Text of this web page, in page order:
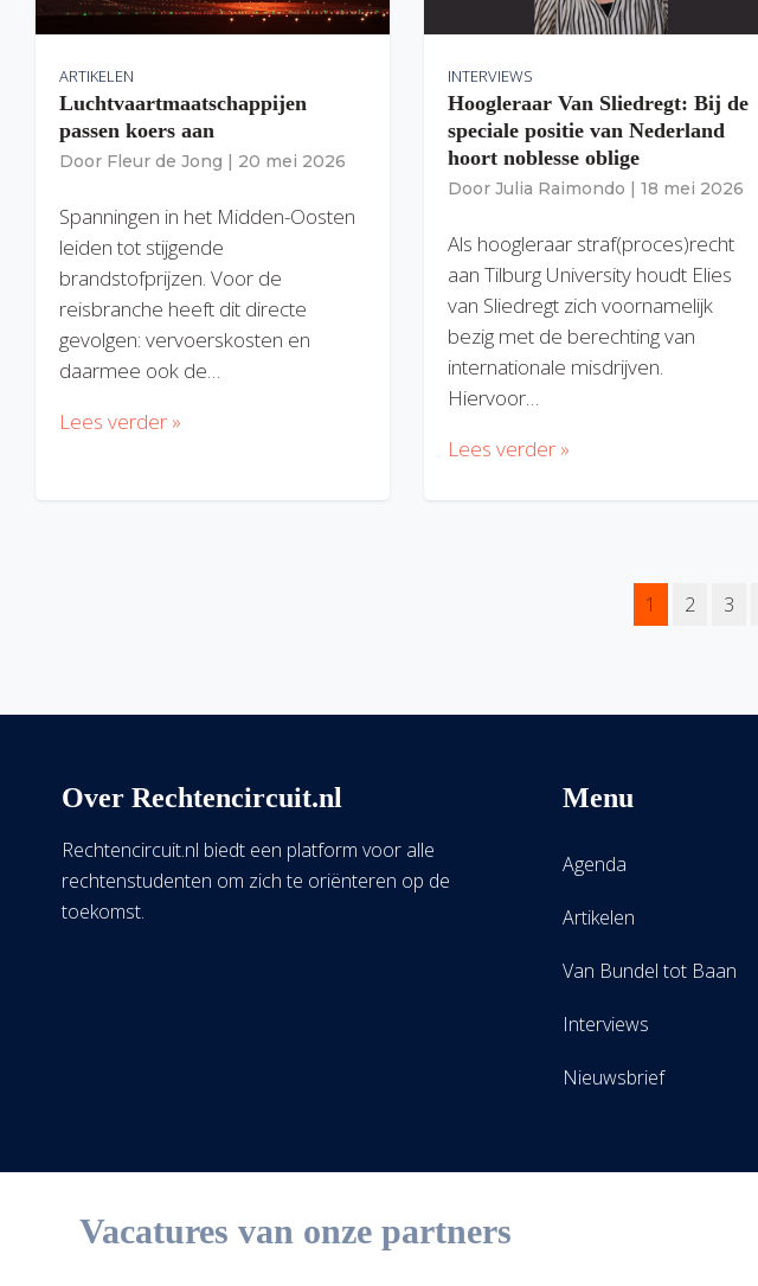
ARTIKELEN
Luchtvaartmaatschappijen
passen koers aan
Door Fleur de Jong | 20 mei 2026
Spanningen in het Midden-Oosten
leiden tot stijgende
brandstofprijzen. Voor de
reisbranche heeft dit directe
gevolgen: vervoerskosten en
daarmee ook de…
Lees verder »
INTERVIEWS
Hoogleraar Van Sliedregt: Bij de
speciale positie van Nederland
hoort noblesse oblige
Door Julia Raimondo | 18 mei 2026
Als hoogleraar straf(proces)recht
aan Tilburg University houdt Elies
van Sliedregt zich voornamelijk
bezig met de berechting van
internationale misdrijven.
Hiervoor…
Lees verder »
1 2 3
Over Rechtencircuit.nl
Rechtencircuit.nl biedt een platform voor alle
rechtenstudenten om zich te oriënteren op de
toekomst.
Menu
Agenda
Artikelen
Van Bundel tot Baan
Interviews
Nieuwsbrief
Vacatures van onze partners